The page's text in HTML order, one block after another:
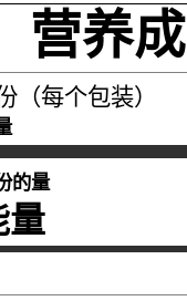
营养
（每个包装）
的量
量